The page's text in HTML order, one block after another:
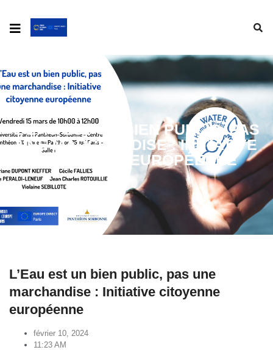
L’EAU EST UN BIEN PUBLIC, PAS
UNE MARCHANDISE : INITIATIVE
CITOYENNE EUROPÉENNE
L’Eau est un bien public, pas une
marchandise : Initiative citoyenne
européenne
février 10, 2024
11:23 AM